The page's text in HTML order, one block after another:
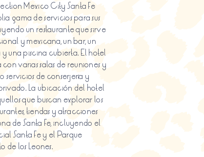
Mexico City Santa Fe
gama de servicios para sus
un restaurante que sirve
y mexicana, un bar, un
y una piscina cubierta. El hotel
varias salas de reuniones y
servicios de conserjería y
La ubicación del hotel
que buscan explorar los
tiendas y atracciones
de Santa Fe, incluyendo el
Santa Fe y el Parque
de los Leones.